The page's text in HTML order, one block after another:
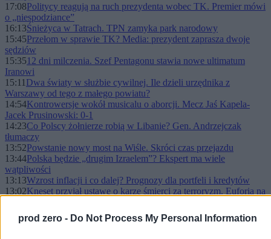
prod zero - Do Not Process My Personal Information
17:08Politycy reagują na ruch prezydenta wobec TK. Premier mówi
o „niespodziance”
16:13Śnieżyca w Tatrach. TPN zamyka park narodowy
15:45Przełom w sprawie TK? Media: prezydent zaprasza dwoje
sędziów
15:3512 dni milczenia. Szef Pentagonu stawia nowe ultimatum
Iranowi
15:11 Dwa światy w służbie cywilnej. Ile dzieli urzędnika z
Warszawy od tego z małego powiatu?
14:54Kontrowersje wokół musicalu o aborcji. Mecz Jaś Kapela-
Jacek Prusinowski: 0-1
14:23Co Polscy żołnierze robią w Libanie? Gen. Andrzejczak
tłumaczy
13:52Powstanie nowy most na Wiśle. Skróci czas przejazdu
13:44Polska będzie „drugim Izraelem”? Ekspert ma wiele
wątpliwości
13:13Wzrost inflacji i co dalej? Prognozy dla portfeli i kredytów
13:02Kneset przyjął ustawę o karze śmierci za terroryzm. Euforia na
Podwyżki w kancelarii premiera Tuska. Najwięcej mogą
dostać asystenci polityków